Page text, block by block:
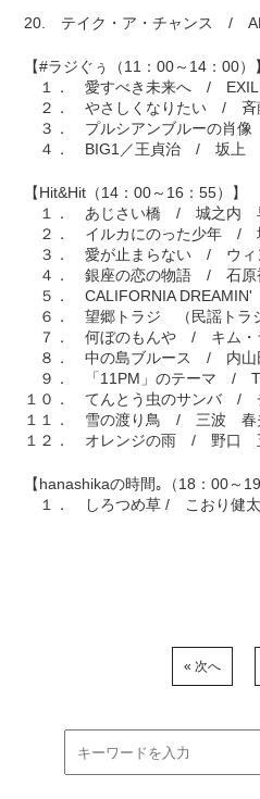
20. テイク・ア・チャンス /
【#ラジぐぅ（11：00～14：00）
１． 愛すべき未来へ /
２． やさしくなりたい /
３． プルシアンブルーの肖
４． BIG1／王貞治 / 坂上
【Hit&Hit（14：00～16：55）】
１． あじさい橋 / 城之内
２． イルカにのった少年 /
３． 愛が止まらない / ウィ
４． 銀座の恋の物語 / 石原
５． CALIFORNIA
６． 望郷トラジ （民謡トラ
７． 何ぼのもんや / キム・
８． 中の島ブルース / 内山
９． 「11PM」のテーマ /
１０． てんとう虫のサンバ /
１１． 雪の渡り鳥 / 三波 春
１２． オレンジの雨 / 野口
【hanashikaの時間｡（18：00～
１． しろつめ草 / こおり健太
« 次へ